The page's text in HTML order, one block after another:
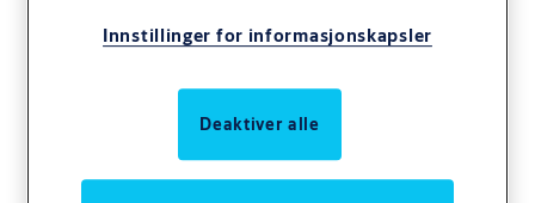
Innstillinger for informasjonskapsler
Deaktiver alle